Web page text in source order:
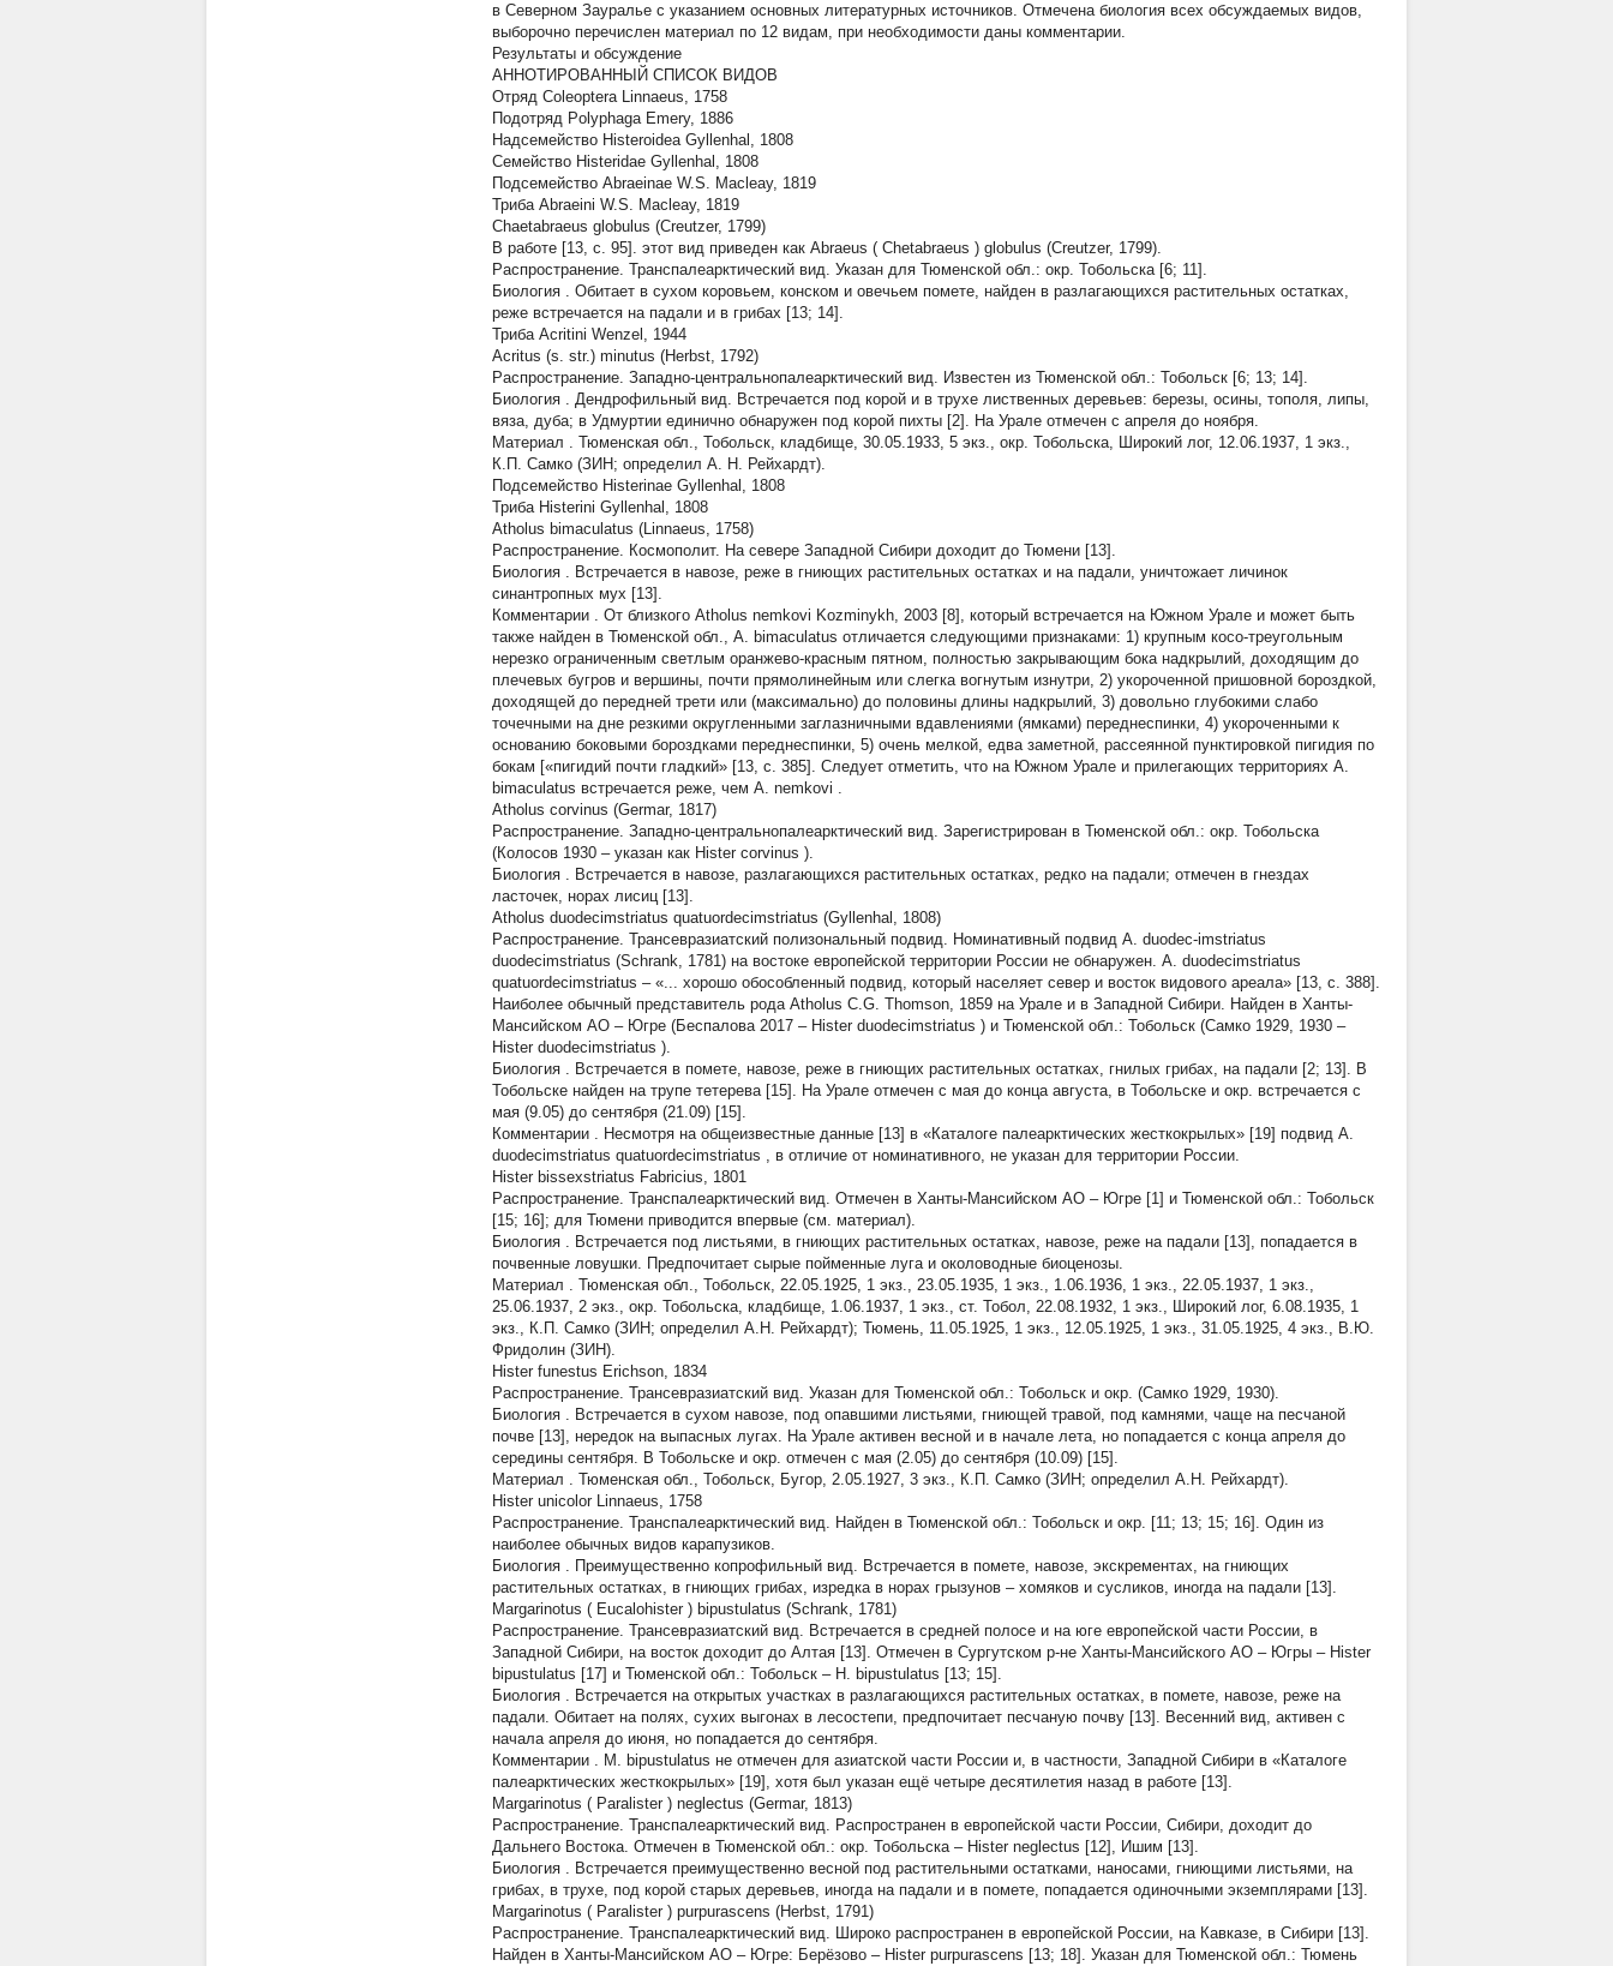
в Северном Зауралье с указанием основных литературных источников. Отмечена биология всех обсуждаемых видов,
выборочно перечислен материал по 12 видам, при необходимости даны комментарии.
Результаты и обсуждение
АННОТИРОВАННЫЙ СПИСОК ВИДОВ
Отряд Coleoptera Linnaeus, 1758
Подотряд Polyphaga Emery, 1886
Надсемейство Histeroidea Gyllenhal, 1808
Семейство Histeridae Gyllenhal, 1808
Подсемейство Abraeinae W.S. Macleay, 1819
Триба Abraeini W.S. Macleay, 1819
Chaetabraeus globulus (Creutzer, 1799)
В работе [13, c. 95]. этот вид приведен как Abraeus ( Chetabraeus ) globulus (Creutzer, 1799).
Распространение. Транспалеарктический вид. Указан для Тюменской обл.: окр. Тобольска [6; 11].
Биология . Обитает в сухом коровьем, конском и овечьем помете, найден в разлагающихся растительных остатках,
реже встречается на падали и в грибах [13; 14].
Триба Acritini Wenzel, 1944
Acritus (s. str.) minutus (Herbst, 1792)
Распространение. Западно-центральнопалеарктический вид. Известен из Тюменской обл.: Тобольск [6; 13; 14].
Биология . Дендрофильный вид. Встречается под корой и в трухе лиственных деревьев: березы, осины, тополя, липы,
вяза, дуба; в Удмуртии единично обнаружен под корой пихты [2]. На Урале отмечен с апреля до ноября.
Материал . Тюменская обл., Тобольск, кладбище, 30.05.1933, 5 экз., окр. Тобольска, Широкий лог, 12.06.1937, 1 экз.,
К.П. Самко (ЗИН; определил А. Н. Рейхардт).
Подсемейство Histerinae Gyllenhal, 1808
Триба Histerini Gyllenhal, 1808
Atholus bimaculatus (Linnaeus, 1758)
Распространение. Космополит. На севере Западной Сибири доходит до Тюмени [13].
Биология . Встречается в навозе, реже в гниющих растительных остатках и на падали, уничтожает личинок
синантропных мух [13].
Комментарии . От близкого Atholus nemkovi Kozminykh, 2003 [8], который встречается на Южном Урале и может быть
также найден в Тюменской обл., A. bimaculatus отличается следующими признаками: 1) крупным косо-треугольным
нерезко ограниченным светлым оранжево-красным пятном, полностью закрывающим бока надкрылий, доходящим до
плечевых бугров и вершины, почти прямолинейным или слегка вогнутым изнутри, 2) укороченной пришовной бороздкой,
доходящей до передней трети или (максимально) до половины длины надкрылий, 3) довольно глубокими слабо
точечными на дне резкими округленными заглазничными вдавлениями (ямками) переднеспинки, 4) укороченными к
основанию боковыми бороздками переднеспинки, 5) очень мелкой, едва заметной, рассеянной пунктировкой пигидия по
бокам [«пигидий почти гладкий» [13, c. 385]. Следует отметить, что на Южном Урале и прилегающих территориях A.
bimaculatus встречается реже, чем A. nemkovi .
Atholus corvinus (Germar, 1817)
Распространение. Западно-центральнопалеарктический вид. Зарегистрирован в Тюменской обл.: окр. Тобольска
(Колосов 1930 – указан как Hister corvinus ).
Биология . Встречается в навозе, разлагающихся растительных остатках, редко на падали; отмечен в гнездах
ласточек, норах лисиц [13].
Atholus duodecimstriatus quatuordecimstriatus (Gyllenhal, 1808)
Распространение. Трансевразиатский полизональный подвид. Номинативный подвид A. duodec-imstriatus
duodecimstriatus (Schrank, 1781) на востоке европейской территории России не обнаружен. A. duodecimstriatus
quatuordecimstriatus – «... хорошо обособленный подвид, который населяет север и восток видового ареала» [13, c. 388].
Наиболее обычный представитель рода Atholus C.G. Thomson, 1859 на Урале и в Западной Сибири. Найден в Ханты-
Мансийском АО – Югре (Беспалова 2017 – Hister duodecimstriatus ) и Тюменской обл.: Тобольск (Самко 1929, 1930 –
Hister duodecimstriatus ).
Биология . Встречается в помете, навозе, реже в гниющих растительных остатках, гнилых грибах, на падали [2; 13]. В
Тобольске найден на трупе тетерева [15]. На Урале отмечен с мая до конца августа, в Тобольске и окр. встречается с
мая (9.05) до сентября (21.09) [15].
Комментарии . Несмотря на общеизвестные данные [13] в «Каталоге палеарктических жесткокрылых» [19] подвид A.
duodecimstriatus quatuordecimstriatus , в отличие от номинативного, не указан для территории России.
Hister bissexstriatus Fabricius, 1801
Распространение. Транспалеарктический вид. Отмечен в Ханты-Мансийском АО – Югре [1] и Тюменской обл.: Тобольск
[15; 16]; для Тюмени приводится впервые (см. материал).
Биология . Встречается под листьями, в гниющих растительных остатках, навозе, реже на падали [13], попадается в
почвенные ловушки. Предпочитает сырые пойменные луга и околоводные биоценозы.
Материал . Тюменская обл., Тобольск, 22.05.1925, 1 экз., 23.05.1935, 1 экз., 1.06.1936, 1 экз., 22.05.1937, 1 экз.,
25.06.1937, 2 экз., окр. Тобольска, кладбище, 1.06.1937, 1 экз., ст. Тобол, 22.08.1932, 1 экз., Широкий лог, 6.08.1935, 1
экз., К.П. Самко (ЗИН; определил А.Н. Рейхардт); Тюмень, 11.05.1925, 1 экз., 12.05.1925, 1 экз., 31.05.1925, 4 экз., В.Ю.
Фридолин (ЗИН).
Hister funestus Erichson, 1834
Распространение. Трансевразиатский вид. Указан для Тюменской обл.: Тобольск и окр. (Самко 1929, 1930).
Биология . Встречается в сухом навозе, под опавшими листьями, гниющей травой, под камнями, чаще на песчаной
почве [13], нередок на выпасных лугах. На Урале активен весной и в начале лета, но попадается с конца апреля до
середины сентября. В Тобольске и окр. отмечен с мая (2.05) до сентября (10.09) [15].
Материал . Тюменская обл., Тобольск, Бугор, 2.05.1927, 3 экз., К.П. Самко (ЗИН; определил А.Н. Рейхардт).
Hister unicolor Linnaeus, 1758
Распространение. Транспалеарктический вид. Найден в Тюменской обл.: Тобольск и окр. [11; 13; 15; 16]. Один из
наиболее обычных видов карапузиков.
Биология . Преимущественно копрофильный вид. Встречается в помете, навозе, экскрементах, на гниющих
растительных остатках, в гниющих грибах, изредка в норах грызунов – хомяков и сусликов, иногда на падали [13].
Margarinotus ( Eucalohister ) bipustulatus (Schrank, 1781)
Распространение. Трансевразиатский вид. Встречается в средней полосе и на юге европейской части России, в
Западной Сибири, на восток доходит до Алтая [13]. Отмечен в Сургутском р-не Ханты-Мансийского АО – Югры – Hister
bipustulatus [17] и Тюменской обл.: Тобольск – H. bipustulatus [13; 15].
Биология . Встречается на открытых участках в разлагающихся растительных остатках, в помете, навозе, реже на
падали. Обитает на полях, сухих выгонах в лесостепи, предпочитает песчаную почву [13]. Весенний вид, активен с
начала апреля до июня, но попадается до сентября.
Комментарии . M. bipustulatus не отмечен для азиатской части России и, в частности, Западной Сибири в «Каталоге
палеарктических жесткокрылых» [19], хотя был указан ещё четыре десятилетия назад в работе [13].
Margarinotus ( Paralister ) neglectus (Germar, 1813)
Распространение. Транспалеарктический вид. Распространен в европейской части России, Сибири, доходит до
Дальнего Востока. Отмечен в Тюменской обл.: окр. Тобольска – Hister neglectus [12], Ишим [13].
Биология . Встречается преимущественно весной под растительными остатками, наносами, гниющими листьями, на
грибах, в трухе, под корой старых деревьев, иногда на падали и в помете, попадается одиночными экземплярами [13].
Margarinotus ( Paralister ) purpurascens (Herbst, 1791)
Распространение. Транспалеарктический вид. Широко распространен в европейской России, на Кавказе, в Сибири [13].
Найден в Ханты-Мансийском АО – Югре: Берёзово – Hister purpurascens [13; 18]. Указан для Тюменской обл.: Тюмень